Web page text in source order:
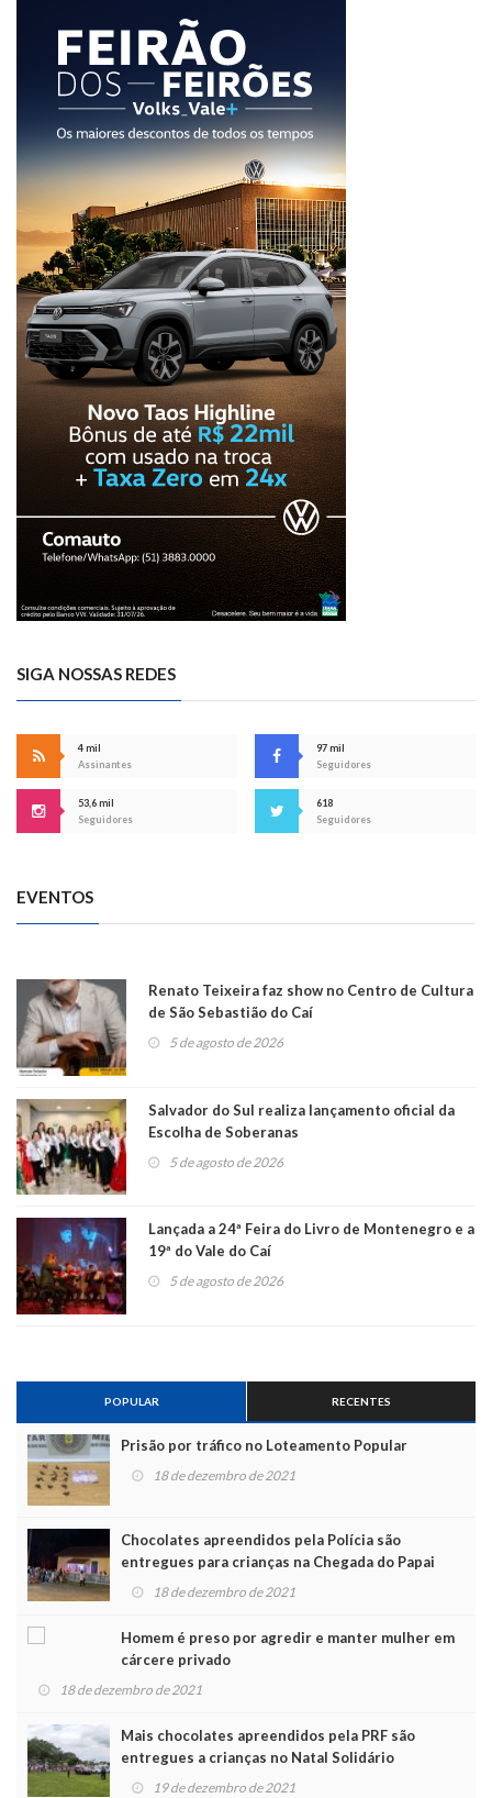
SIGA NOSSAS REDES
4 mil
Assinantes
97 mil
Seguidores
53,6 mil
Seguidores
618
Seguidores
EVENTOS
Renato Teixeira faz show no Centro de Cultura
de São Sebastião do Caí
5 de agosto de 2026
Salvador do Sul realiza lançamento oficial da
Escolha de Soberanas
5 de agosto de 2026
Lançada a 24ª Feira do Livro de Montenegro e a
19ª do Vale do Caí
5 de agosto de 2026
POPULAR RECENTES
Prisão por tráfico no Loteamento Popular
18 de dezembro de 2021
Chocolates apreendidos pela Polícia são
entregues para crianças na Chegada do Papai
Noel 18 de dezembro de 2021
Homem é preso por agredir e manter mulher em
cárcere privado
18 de dezembro de 2021
Mais chocolates apreendidos pela PRF são
entregues a crianças no Natal Solidário
19 de dezembro de 2021